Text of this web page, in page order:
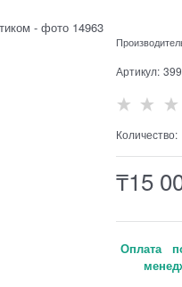
Артикул:
Количество:
₸15
Оплата